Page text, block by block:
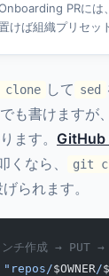
PRに
ば組織プリセッ
config.json`で
PRをそのま
して sed
も書けますが
ます。 GitHub
くなら、 git
られます。
チ作成 → PUT
"repos/$OWNER/